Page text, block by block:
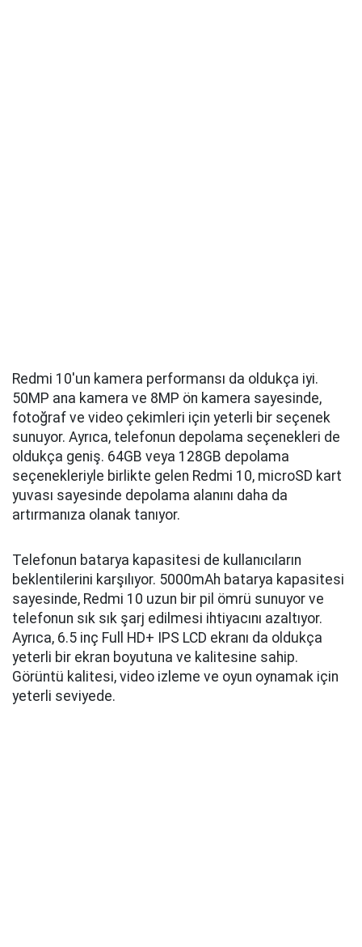
Redmi 10'un kamera performansı da oldukça iyi.
50MP ana kamera ve 8MP ön kamera sayesinde,
fotoğraf ve video çekimleri için yeterli bir seçenek
sunuyor. Ayrıca, telefonun depolama seçenekleri de
oldukça geniş. 64GB veya 128GB depolama
seçenekleriyle birlikte gelen Redmi 10, microSD kart
yuvası sayesinde depolama alanını daha da
artırmanıza olanak tanıyor.
Telefonun batarya kapasitesi de kullanıcıların
beklentilerini karşılıyor. 5000mAh batarya kapasitesi
sayesinde, Redmi 10 uzun bir pil ömrü sunuyor ve
telefonun sık sık şarj edilmesi ihtiyacını azaltıyor.
Ayrıca, 6.5 inç Full HD+ IPS LCD ekranı da oldukça
yeterli bir ekran boyutuna ve kalitesine sahip.
Görüntü kalitesi, video izleme ve oyun oynamak için
yeterli seviyede.